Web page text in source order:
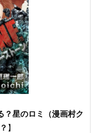
？星のロミ（漫画村ク
】